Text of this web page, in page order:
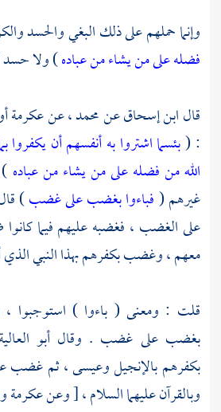
وإنما حملهم على ذلك البغي والحسد
فضله على من يشاء من عباده) ولا
قالابن إسحاقعنمحمد، عنعكرمة
: (بئسما اشتروا به أنفسهم أن يكفروا
الله من فضله على من يشاء من عباده
غيرهم (فباءوا بغضب على غضب)
على الغضب ، فغضبه عليهم فيما
معهم ، وغضب بكفرهم بهذا النبي الذي
قلت : ومعنى ( باءوا ) استوجبوا ،
بغضب على غضب . وقال أبو العالية
بكفرهم بالإنجيلوعيسى، ثم غضب
وبالقرآن عليهما السلام ، [ وعنعكرمة